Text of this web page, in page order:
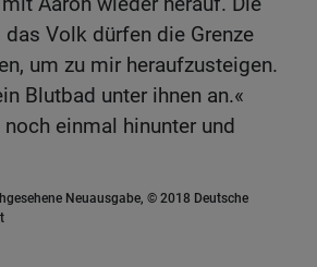
Volk dürfen die Grenze
um zu mir heraufzusteigen.
Blutbad unter ihnen an.«
einmal hinunter und
Neuausgabe, © 2018 Deutsche